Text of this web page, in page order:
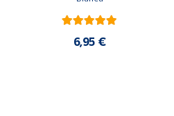
6,95 €